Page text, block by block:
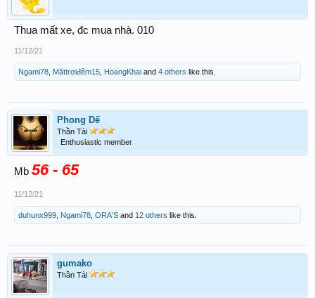
Thua mất xe, đc mua nhà. 010
11/12/21
Ngami78 Măttrơiđêm15 HoangKhai and 4 others like this.
Phong Dế
Thần Tài
Enthusiastic member
Mb 56 - 65
11/12/21
duhunx999 Ngami78 ORA'S and 12 others like this.
gumako
Thần Tài